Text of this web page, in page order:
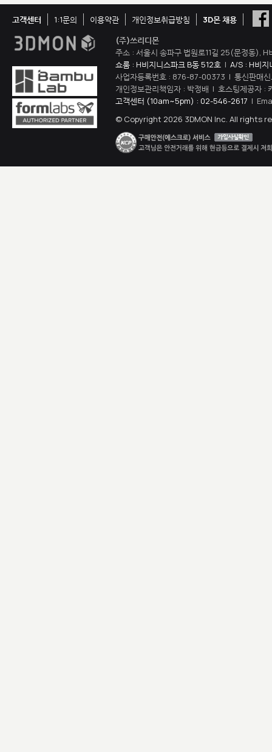
고객센터 1:1문의 이용약관 개인정보취급방침
3D몬 채용
(주)쓰리디몬
주소 : 서울시 송파구 법원로11길 25(문정동),
쇼룸 : H비지니스파크 B동 512호 | A/S : H비지
사업자등록번호 : 876-87-00373 | 통신판매
개인정보관리책임자 : 박정배 | 호스팅제공자 :
고객센터 (10am~5pm) : 02-546-2617 |
© Copyright 2026 3DMON Inc. All rights